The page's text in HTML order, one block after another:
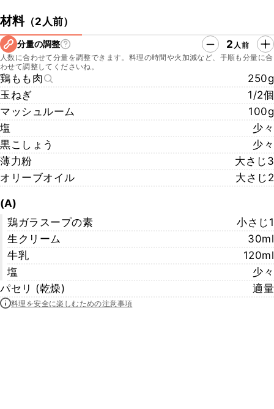
材料（2人前）
分量の調整 2 人前
人数に合わせて分量を調整できます。料理の時間や火加減など、手順も分量に合
わせて調整してくださいね。
鶏もも肉
250g
玉ねぎ
1/2個
マッシュルーム
100g
塩
少々
黒こしょう
少々
薄力粉
大さじ3
オリーブオイル
大さじ2
(A)
鶏ガラスープの素
小さじ1
生クリーム
30ml
牛乳
120ml
塩
少々
パセリ (乾燥)
適量
料理を安全に楽しむための注意事項